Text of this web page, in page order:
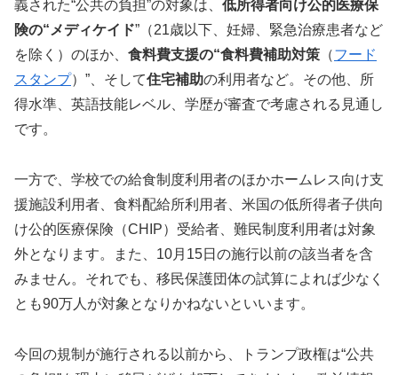
義された“公共の負担”の対象は、 低所得者向け公的医療保
険の“メディケイド”（21歳以下、妊婦、緊急治療患者など
を除く）のほか、 食料費支援の“食料費補助対策 （フード
スタンプ）”、そして住宅補助の利用者など。その他、所
得水準、英語技能レベル、学歴が審査で考慮される見通し
です。
一方で、学校での給食制度利用者のほかホームレス向け支
援施設利用者、食料配給所利用者、米国の低所得者子供向
け公的医療保険（CHIP）受給者、難民制度利用者は対象
外となります。また、10月15日の施行以前の該当者を含
みません。それでも、移民保護団体の試算によれば少なく
とも90万人が対象となりかねないといいます。
今回の規制が施行される以前から、トランプ政権は“公共